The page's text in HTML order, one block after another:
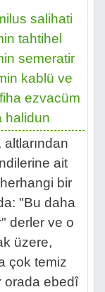
salihati
tahtihel
semeratir
kablü ve
ezvacüm
halidun
altlarından
ait
bir
"Bu daha
derler ve o
üzere,
çok temiz
orada ebedî